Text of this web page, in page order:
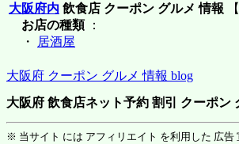
大阪府内 飲食店 クーポン グルメ 情報
お店の種類：
・
居酒屋
大阪府 クーポン グルメ 情報 blog
大阪府 飲食店ネット予約 割引 クーポン
※ 当サイト には アフィリエイト を利用した 広告